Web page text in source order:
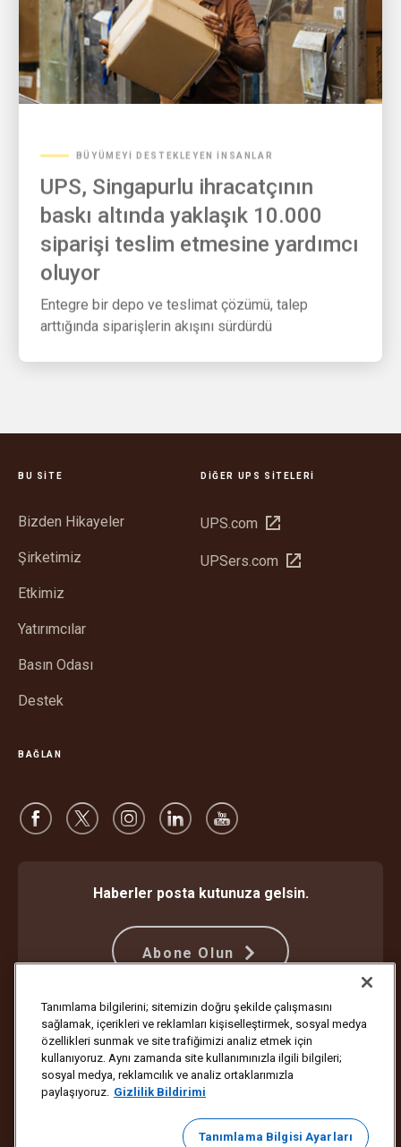
UPS, Singapurlu ihracatçının
baskı altında yaklaşık 10.000
siparişi teslim etmesine yardımcı
oluyor
arttığında siparişlerin akışını sürdürdü
BU SITE
Bizden Hikayeler
Şirketimiz
Etkimiz
Yatırımcılar
Basın Odası
Destek
DIĞER UPS SITELERI
UPS.com Yeni
aç
UPSers.com Yeni
BAĞLAN
Haberler posta kutunuza gelsin.
Abone Olun
Dolandırıcılığa Karşı Koruma
Hüküm ve Koşullar
İnternet Sitesi Kullanım Koşulları
Gizlilik Bildirimi Çerez Ayarları
Telif Hakkı ©1994-2026 United Parcel Service of America, Inc. Tüm
hakları saklıdır. Bundan sonra e-posta bildirimleri almak istemiyor
Abonelik İptal
E-posta tercihlerinizi güncellemek veya UPS pazarlama e-postaları
Tanımlama bilgilerini; sitemizin doğru şekilde çalışmasını
sağlamak, içerikleri ve reklamları kişiselleştirmek, sosyal medya
özellikleri sunmak ve site trafiğimizi analiz etmek için
kullanıyoruz. Aynı zamanda site kullanımınızla ilgili bilgileri;
sosyal medya, reklamcılık ve analiz ortaklarımızla
paylaşıyoruz. Gizlilik Bildirimi
Tanımlama Bilgisi Ayarları